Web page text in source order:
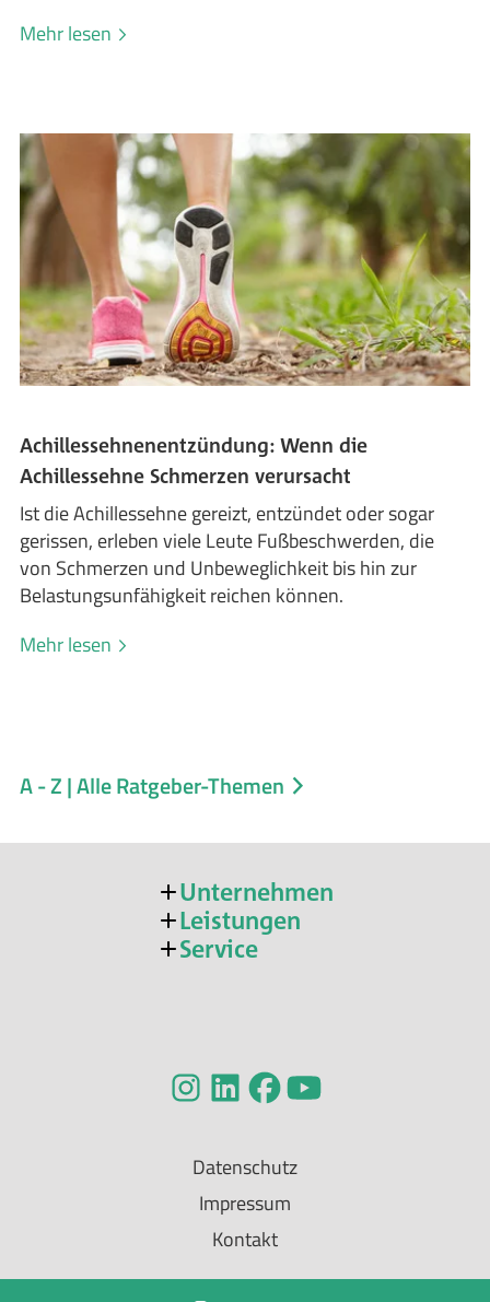
Mehr lesen
Achillessehnenentzündung: Wenn die
Achillessehne Schmerzen verursacht
Ist die Achillessehne gereizt, entzündet oder sogar
gerissen, erleben viele Leute Fußbeschwerden, die
von Schmerzen und Unbeweglichkeit bis hin zur
Belastungsunfähigkeit reichen können.
Mehr lesen
A - Z | Alle Ratgeber-Themen
Unternehmen
Leistungen
Service
Datenschutz
Impressum
Kontakt